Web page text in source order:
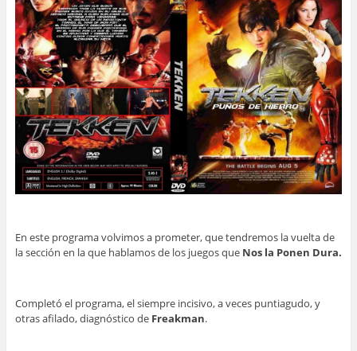
En este programa volvimos a prometer, que tendremos la vuelta de
la sección en la que hablamos de los juegos que Nos la Ponen Dura.
Completó el programa, el siempre incisivo, a veces puntiagudo, y
otras afilado, diagnóstico de Freakman.